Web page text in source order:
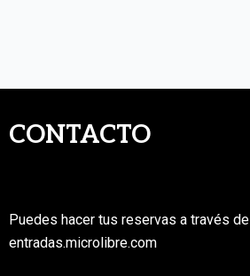
CONTACTO
Puedes hacer tus reservas a través de
entradas.microlibre.com